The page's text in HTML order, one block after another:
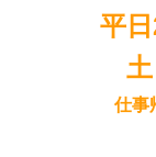
平
仕事